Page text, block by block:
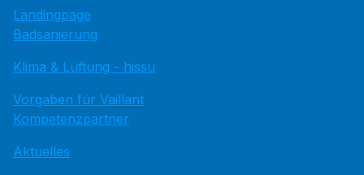
Landingpage
Badsanierung
Klima & Lüftung - hissu
Vorgaben für Vaillant
Kompetenzpartner
Aktuelles